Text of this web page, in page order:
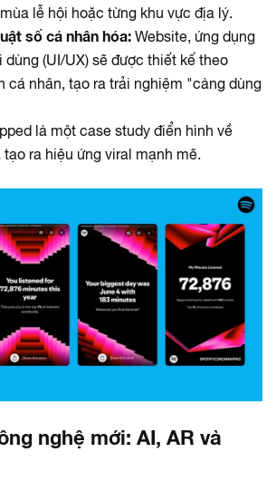
lễ hội hoặc từng khu vực địa lý.
số cá nhân hóa:Website, ứng dụng
(UI/UX) sẽ được thiết kế theo
cá nhân, tạo ra trải nghiệm "càng dùng
là một case study điển hình về
ra hiệu ứng viral mạnh mẽ.
nghệ mới: AI, AR và